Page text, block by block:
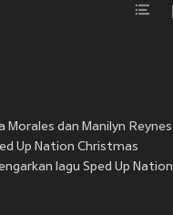
Morales dan Manilyn Reynes
Up Nation Christmas
lagu Sped Up Nation